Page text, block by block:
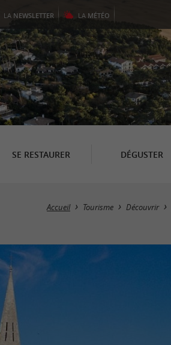
LA NEWSLETTER LA MÉTÉO
SE RESTAURER DÉGUSTER
Accueil Tourisme Découvrir